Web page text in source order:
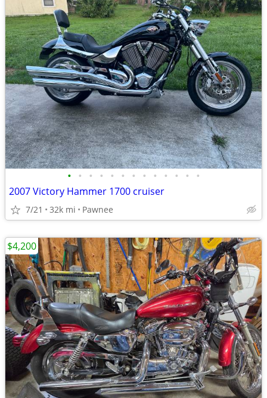
• • • • • • • • • • • • •
2007 Victory Hammer 1700 cruiser
7/21 32k mi Pawnee
$4,200